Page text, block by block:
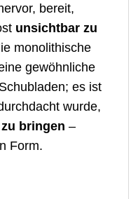
bereit,
unsichtbar zu
monolithische
gewöhnliche
es ist
wurde,
bringen –
Form.